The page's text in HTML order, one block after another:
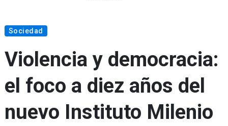
Sociedad
Violencia y democracia:
el foco a diez años del
nuevo Instituto Milenio